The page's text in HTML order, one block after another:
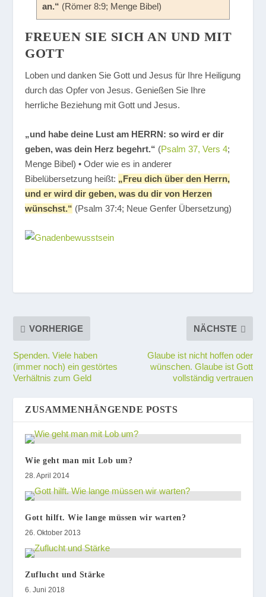
an.“ (Römer 8:9; Menge Bibel)
FREUEN SIE SICH AN UND MIT
GOTT
Loben und danken Sie Gott und Jesus für Ihre Heiligung
durch das Opfer von Jesus. Genießen Sie Ihre
herrliche Beziehung mit Gott und Jesus.
„und habe deine Lust am HERRN: so wird er dir
geben, was dein Herz begehrt.“ (Psalm 37, Vers 4;
Menge Bibel) • Oder wie es in anderer
Bibelübersetzung heißt: „Freu dich über den Herrn,
und er wird dir geben, was du dir von Herzen
wünschst.“ (Psalm 37:4; Neue Genfer Übersetzung)
VORHERIGE
Spenden. Viele haben
(immer noch) ein gestörtes
Verhältnis zum Geld
NÄCHSTE
Glaube ist nicht hoffen oder
wünschen. Glaube ist Gott
vollständig vertrauen
ZUSAMMENHÄNGENDE POSTS
Wie geht man mit Lob um?
28. April 2014
Gott hilft. Wie lange müssen wir warten?
26. Oktober 2013
Zuflucht und Stärke
6. Juni 2018